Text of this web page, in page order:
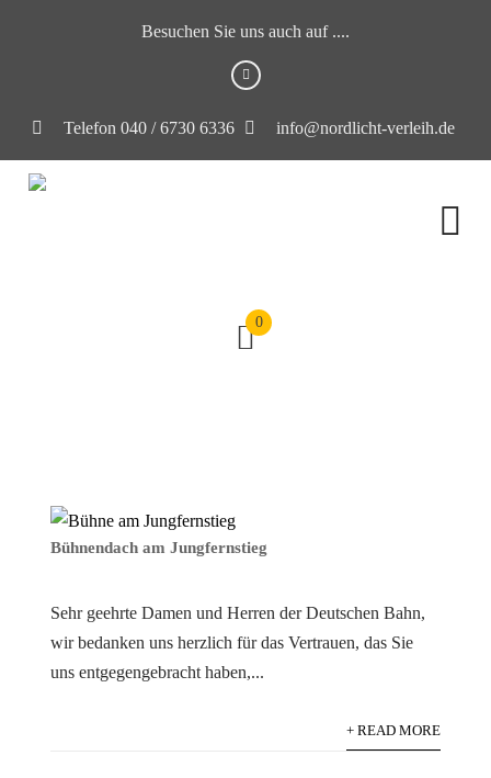
Besuchen Sie uns auch auf ....
Telefon 040 / 6730 6336 info@nordlicht-verleih.de
0
Bühnendach am Jungfernstieg
Sehr geehrte Damen und Herren der Deutschen Bahn,
wir bedanken uns herzlich für das Vertrauen, das Sie
uns entgegengebracht haben,...
+ READ MORE